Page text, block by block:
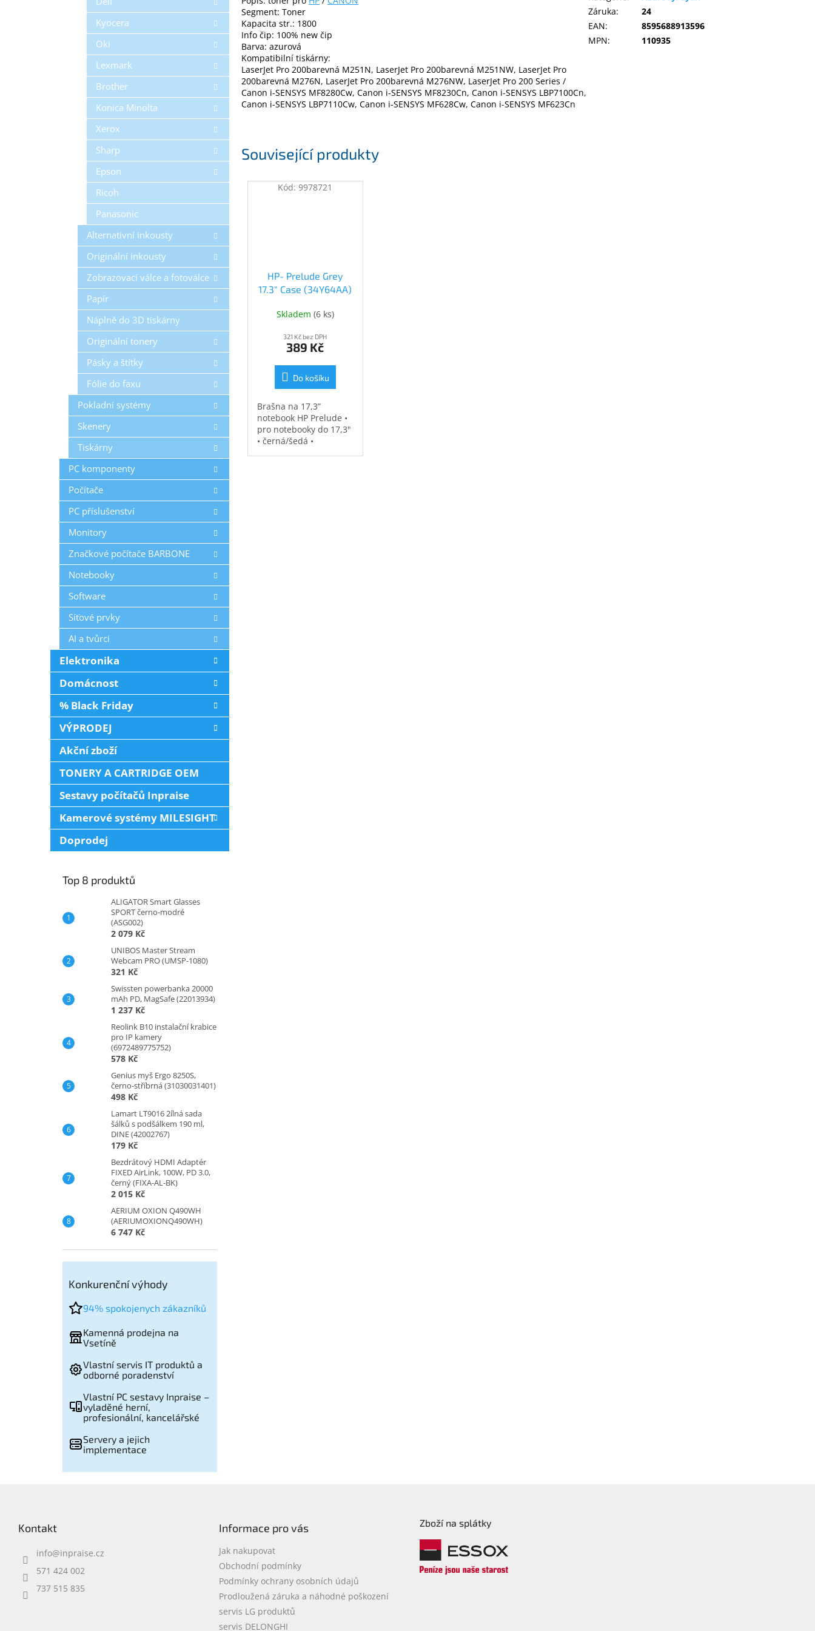
Kyocera
Oki
Lexmark
Brother
Konica Minolta
Xerox
Sharp
Epson
Ricoh
Panasonic
Alternativní inkousty
Originální inkousty
Zobrazovací válce a fotoválce
Papír
Náplně do 3D tiskárny
Originální tonery
Pásky a štítky
Fólie do faxu
Pokladní systémy
Skenery
Tiskárny
PC komponenty
Počítače
PC příslušenství
Monitory
Značkové počítače BARBONE
Notebooky
Software
Síťové prvky
AI a tvůrci
Elektronika
Domácnost
% Black Friday
VÝPRODEJ
Akční zboží
TONERY A CARTRIDGE OEM
Sestavy počítačů Inpraise
Kamerové systémy MILESIGHT
Doprodej
Top 8 produktů
ALIGATOR Smart Glasses
SPORT černo-modré
(ASG002)
2 079 Kč
UNIBOS Master Stream
Webcam PRO (UMSP-1080)
321 Kč
Swissten powerbanka 20000
mAh PD, MagSafe (22013934)
1 237 Kč
Reolink B10 instalační krabice
pro IP kamery
(6972489775752)
578 Kč
Genius myš Ergo 8250S,
černo-stříbrná (31030031401)
498 Kč
Lamart LT9016 2ílná sada
šálků s podšálkem 190 ml,
DINE (42002767)
179 Kč
Bezdrátový HDMI Adaptér
FIXED AirLink, 100W, PD 3.0,
černý (FIXA-AL-BK)
2 015 Kč
AERIUM OXION Q490WH
(AERIUMOXIONQ490WH)
6 747 Kč
Konkurenční výhody
94% spokojenych zákazníků
Kamenná prodejna na
Vsetíně
Vlastní servis IT produktů a
odborné poradenství
Vlastní PC sestavy Inpraise –
vyladěné herní,
profesionální, kancelářské
Servery a jejich
implementace
Související produkty
HP- Prelude Grey
17.3" Case (34Y64AA)
Skladem (6 ks)
321 Kč bez DPH
389 Kč
Do košíku
Brašna na 17,3”
notebook HP Prelude •
pro notebooky do 17,3"
• černá/šedá •
Kód:9978721
Segment: Toner
Kapacita str.: 1800
Info čip: 100% new čip
Barva: azurová
Kompatibilní tiskárny:
LaserJet Pro 200barevná M251N, LaserJet Pro 200barevná M251NW, LaserJet Pro
200barevná M276N, LaserJet Pro 200barevná M276NW, LaserJet Pro 200 Series /
Canon i-SENSYS MF8280Cw, Canon i-SENSYS MF8230Cn, Canon i-SENSYS LBP7100Cn,
Canon i-SENSYS LBP7110Cw, Canon i-SENSYS MF628Cw, Canon i-SENSYS MF623Cn
Záruka:
24
EAN:
8595688913596
MPN: 110935
Kontakt
info@inpraise.cz
571 424 002
737 515 835
Informace pro vás
Jak nakupovat
Obchodní podmínky
Podmínky ochrany osobních údajů
Prodloužená záruka a náhodné poškození
servis LG produktů
servis DELONGHI
Zboží na splátky